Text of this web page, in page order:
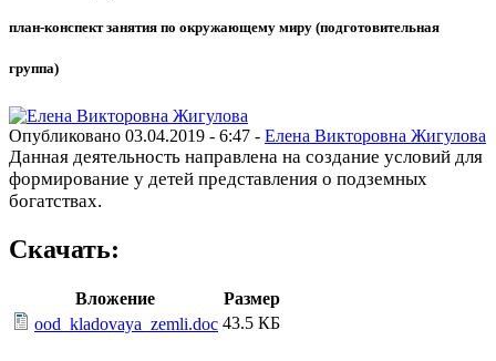
план-конспект занятия по окружающему миру (подготовительная
группа)
Опубликовано 03.04.2019 - 6:47 - Елена Викторовна Жигулова
Данная деятельность направлена на создание условий для
формирование у детей представления о подземных
богатствах.
Скачать:
Вложение
Размер
ood_kladovaya_zemli.doc 43.5 КБ